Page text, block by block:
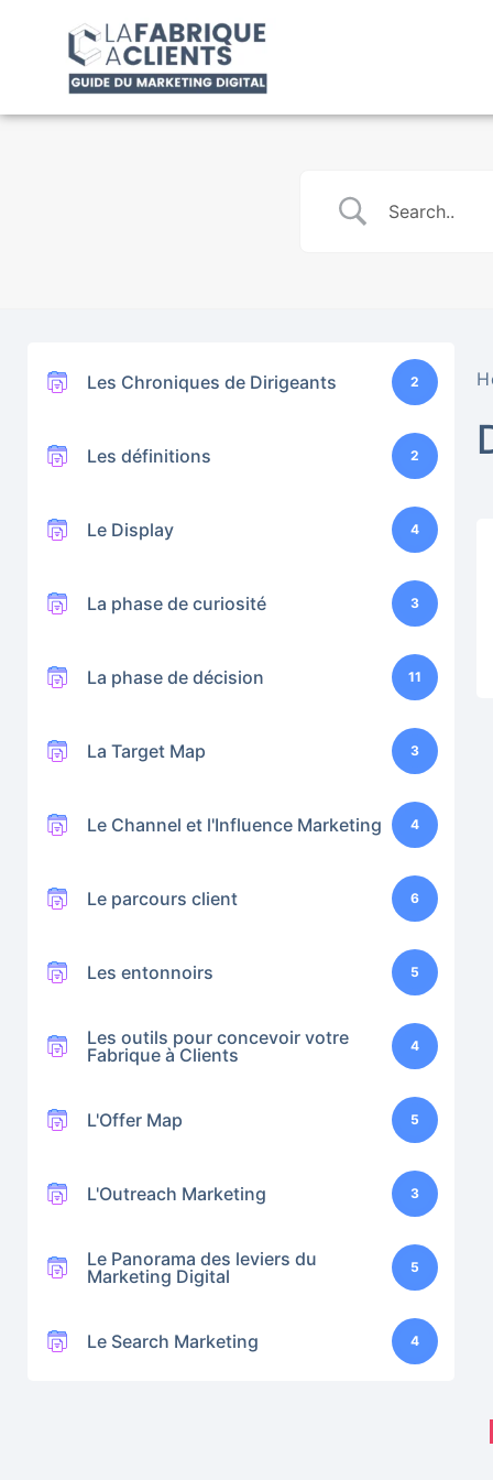
Les Chroniques de Dirigeants 2
Les définitions 2
Le Display 4
La phase de curiosité 3
La phase de décision 11
La Target Map 3
Le Channel et l'Influence Marketing 4
Le parcours client 6
Les entonnoirs 5
Les outils pour concevoir votre
Fabrique à Clients
4
L'Offer Map 5
L'Outreach Marketing 3
Le Panorama des leviers du
Marketing Digital
5
Le Search Marketing 4